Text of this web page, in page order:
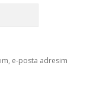
e-posta adresim